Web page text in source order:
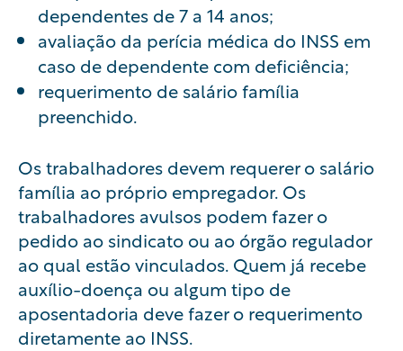
dependentes de 7 a 14 anos;
avaliação da perícia médica do INSS em
caso de dependente com deficiência;
requerimento de salário família
preenchido.
Os trabalhadores devem requerer o salário
família ao próprio empregador. Os
trabalhadores avulsos podem fazer o
pedido ao sindicato ou ao órgão regulador
ao qual estão vinculados. Quem já recebe
auxílio-doença ou algum tipo de
aposentadoria deve fazer o requerimento
diretamente ao INSS.